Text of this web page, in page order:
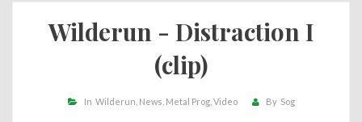
Wilderun - Distraction I
(clip)
In Wilderun News Metal Prog Video By Sog